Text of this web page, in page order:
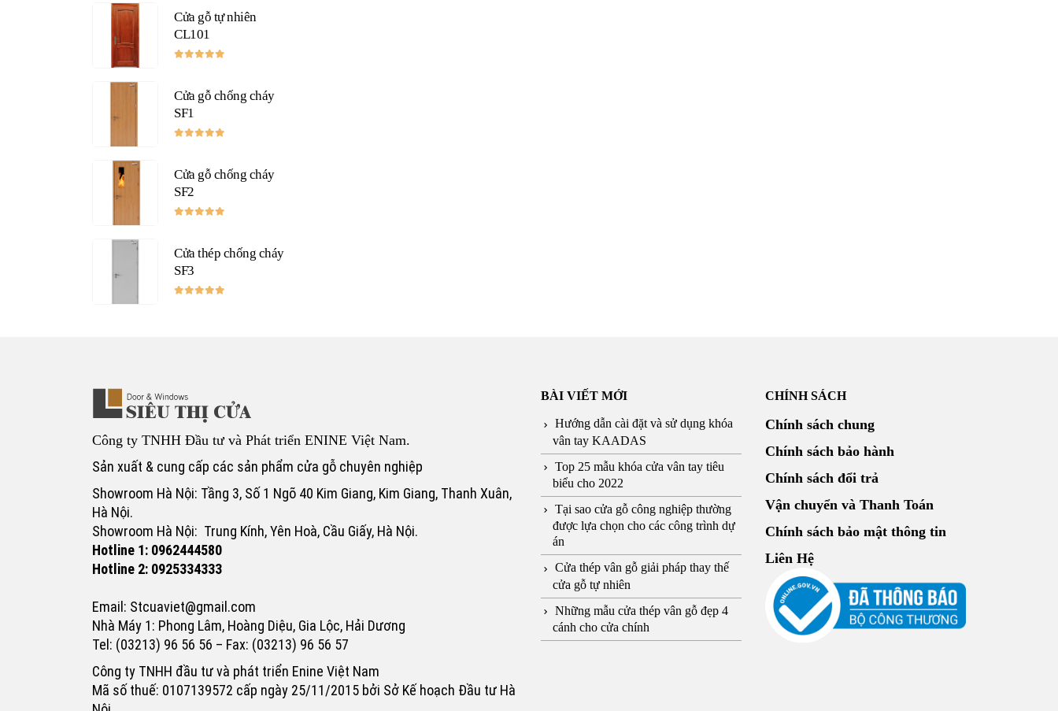
là:
2,300,000 ₫.
tại
Cửa gỗ tự nhiên
CL101
Cửa gỗ chống cháy
SF1
Cửa gỗ chống cháy
SF2
Cửa thép chống cháy
SF3
Công ty TNHH Đầu tư và Phát triển ENINE Việt Nam.
Sản xuất & cung cấp các sản phẩm cửa gỗ chuyên nghiệp
Showroom Hà Nội: Tầng 3, Số 1 Ngõ 40 Kim Giang, Kim Giang, Thanh Xuân,
Hà Nội.
Showroom Hà Nội: Trung Kính, Yên Hoà, Cầu Giấy, Hà Nội.
Hotline 1: 0962444580
Hotline 2: 0925334333
Email: Stcuaviet@gmail.com
Nhà Máy 1: Phong Lâm, Hoàng Diệu, Gia Lộc, Hải Dương
Tel: (03213) 96 56 56 – Fax: (03213) 96 56 57
Công ty TNHH đầu tư và phát triển Enine Việt Nam
Mã số thuế: 0107139572 cấp ngày 25/11/2015 bởi Sở Kế hoạch Đầu tư Hà
BÀI VIẾT MỚI
Hướng dẫn cài đặt và sử dụng khóa
vân tay KAADAS
Top 25 mẫu khóa cửa vân tay tiêu
biểu cho 2022
Tại sao cửa gỗ công nghiệp thường
được lựa chọn cho các công trình dự
án
Cửa thép vân gỗ giải pháp thay thế
cửa gỗ tự nhiên
Những mẫu cửa thép vân gỗ đẹp 4
cánh cho cửa chính
CHÍNH SÁCH
Chính sách chung
Chính sách bảo hành
Chính sách đổi trả
Vận chuyển và Thanh Toán
Chính sách bảo mật thông tin
Liên Hệ